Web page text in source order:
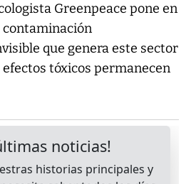
Greenpeace pone en
contaminación
que genera este sector
tóxicos permanecen